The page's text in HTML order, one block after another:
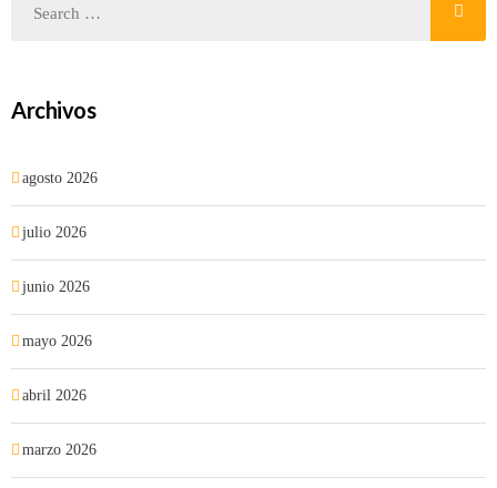
Archivos
agosto 2026
julio 2026
junio 2026
mayo 2026
abril 2026
marzo 2026